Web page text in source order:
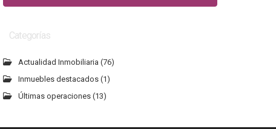
Categorías
Actualidad Inmobiliaria (76)
Inmuebles destacados (1)
Últimas operaciones (13)